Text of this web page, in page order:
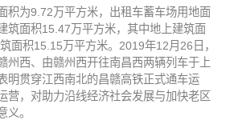
积为9.72万平方米，出租车蓄车场用地面
筑面积15.47万平方米，其中地上建筑面
面积15.15万平方米。2019年12月26日，
州西、由赣州西开往南昌西两辆列车于上
明贯穿江西南北的昌赣高铁正式通车运
营，对助力沿线经济社会发展与加快老区
义。